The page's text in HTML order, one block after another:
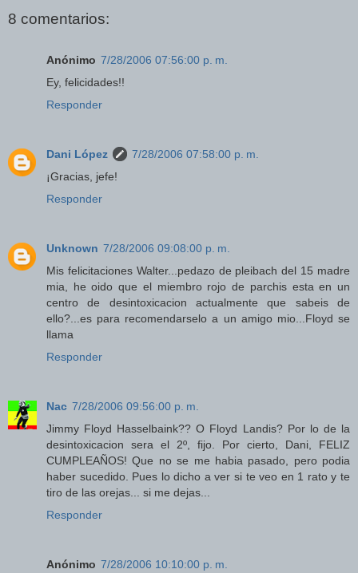
8 comentarios:
Anónimo 7/28/2006 07:56:00 p. m.
Ey, felicidades!!
Responder
Dani López
7/28/2006 07:58:00 p. m.
¡Gracias, jefe!
Responder
Unknown 7/28/2006 09:08:00 p. m.
Mis felicitaciones Walter...pedazo de pleibach del 15 madre
mia, he oido que el miembro rojo de parchis esta en un
centro de desintoxicacion actualmente que sabeis de
ello?...es para recomendarselo a un amigo mio...Floyd se
llama
Responder
Nac 7/28/2006 09:56:00 p. m.
Jimmy Floyd Hasselbaink?? O Floyd Landis? Por lo de la
desintoxicacion sera el 2º, fijo. Por cierto, Dani, FELIZ
CUMPLEAÑOS! Que no se me habia pasado, pero podia
haber sucedido. Pues lo dicho a ver si te veo en 1 rato y te
tiro de las orejas... si me dejas...
Responder
Anónimo 7/28/2006 10:10:00 p. m.